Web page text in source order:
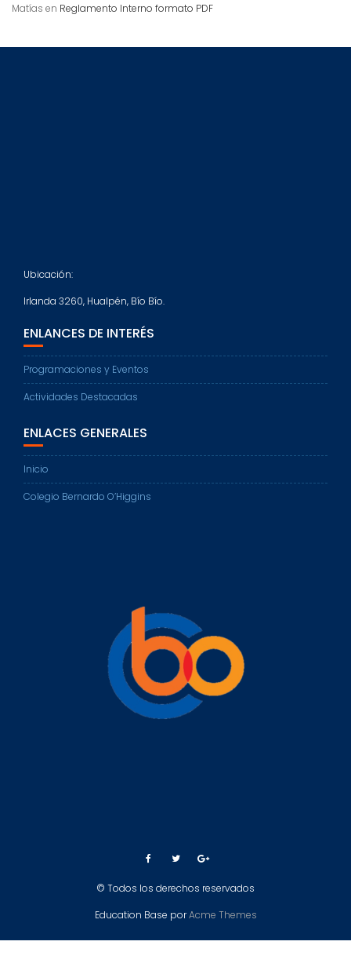
Matías en Reglamento Interno formato PDF
Ubicación:
Irlanda 3260, Hualpén, Bío Bío.
ENLANCES DE INTERÉS
Programaciones y Eventos
Actividades Destacadas
ENLACES GENERALES
Inicio
Colegio Bernardo O’Higgins
© Todos los derechos reservados
Education Base porAcme Themes